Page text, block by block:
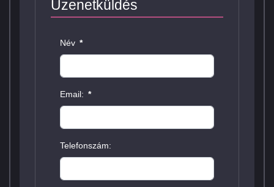
Üzenetküldés
Név *
Email: *
Telefonszám: